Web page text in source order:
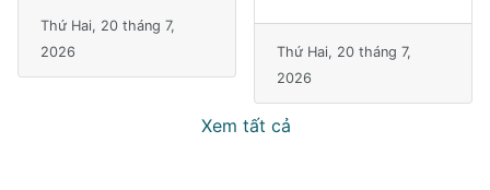
Thứ Hai, 20 tháng 7,
2026
Thứ Hai, 20 tháng 7,
2026
Xem tất cả